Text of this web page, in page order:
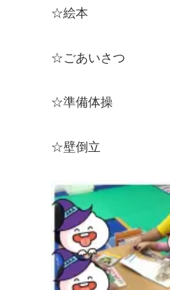
☆絵本
☆ごあいさつ
☆準備体操
☆壁倒立